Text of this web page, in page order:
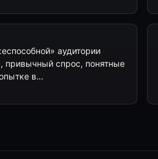
аудитории
привычный спрос, понятные
в…